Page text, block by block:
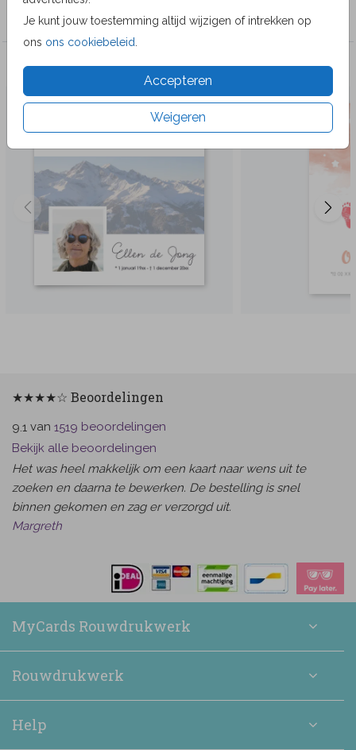
Je kunt jouw toestemming altijd wijzigen of intrekken op
ons ons cookiebeleid
Accepteren
Weigeren
Collectie
Veel gekozen producten
★★★★☆ Beoordelingen
9.1 van 1519 beoordelingen
Bekijk alle beoordelingen
Het was heel makkelijk om een kaart naar wens uit te
zoeken en daarna te bewerken. De bestelling is snel
binnen gekomen en zag er verzorgd uit.
Margreth
MyCards Rouwdrukwerk
Rouwdrukwerk
Help